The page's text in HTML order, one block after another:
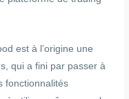
est à l’origine une
qui a fini par passer à
fonctionnalités